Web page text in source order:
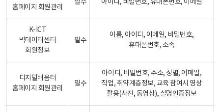
홈페이지 회원관리
필수 아이디, 비밀번호, 휴대폰번호, 이메일
K-ICT
빅데이터센터
회원정보
필수
이름, 아이디, 이메일, 비밀번호,
휴대폰번호, 소속
디지털배움터
홈페이지 회원관리
필수
아이디, 비밀번호, 주소, 성별, 이메일,
직업, 취약계층정보, 교육 참여시 영상
촬용(사진, 동영상), 실명인증정보